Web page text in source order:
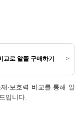
로 알뜰 구매하기 >
·보호력 비교를 통해 알
입니다.